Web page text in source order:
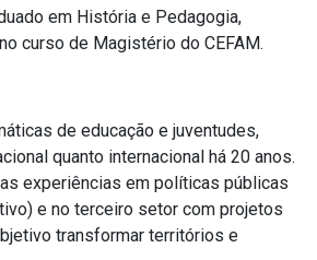
em História e Pedagogia,
curso de Magistério do CEFAM.
de educação e juventudes,
quanto internacional há 20 anos.
experiências em políticas públicas
e no terceiro setor com projetos
transformar territórios e